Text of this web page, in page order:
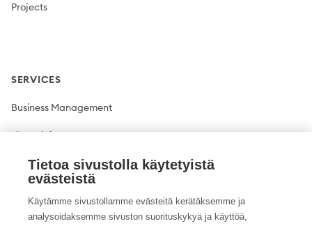
Projects
SERVICES
Business Management
Financial Management
Plant production
Climate solutions
Tietoa sivustolla käytetyistä
evästeistä
Käytämme sivustollamme evästeitä kerätäksemme ja
analysoidaksemme sivuston suorituskykyä ja käyttöä,